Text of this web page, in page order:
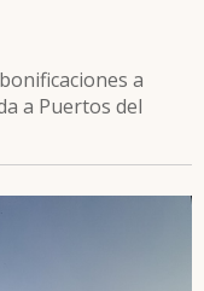
a
a Puertos del